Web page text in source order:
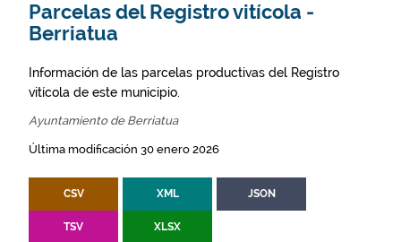
Parcelas del Registro vitícola -
Berriatua
Información de las parcelas productivas del Registro
vitícola de este municipio.
Ayuntamiento de Berriatua
Última modificación 30 enero 2026
CSV XML JSON
TSV XLSX